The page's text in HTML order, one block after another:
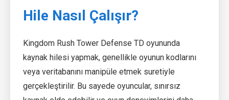
Hile Nasıl Çalışır?
Kingdom Rush Tower Defense TD oyununda
kaynak hilesi yapmak, genellikle oyunun kodlarını
veya veritabanını manipüle etmek suretiyle
gerçekleştirilir. Bu sayede oyuncular, sınırsız